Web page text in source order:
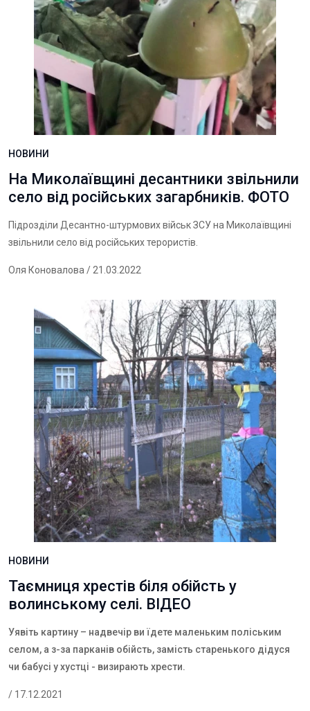
НОВИНИ
На Миколаївщині десантники звільнили
село від російських загарбників. ФОТО
Підрозділи Десантно-штурмових військ ЗСУ на Миколаївщині
звільнили село від російських терористів.
Оля Коновалова / 21.03.2022
НОВИНИ
Таємниця хрестів біля обійсть у
волинському селі. ВІДЕО
Уявіть картину – надвечір ви їдете маленьким поліським
селом, а з-за парканів обійсть, замість старенького дідуся
чи бабусі у хустці - визирають хрести.
/ 17.12.2021